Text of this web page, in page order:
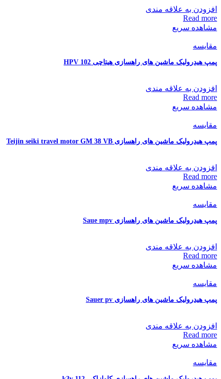
افزودن به علاقه مندی
Read more
مشاهده سریع
مقایسه
پمپ هیدرولیک ماشین های راهسازی هیتاچی HPV 102
افزودن به علاقه مندی
Read more
مشاهده سریع
مقایسه
پمپ هیدرولیک ماشین های راهسازی Teijin seiki travel motor GM 38 VB
افزودن به علاقه مندی
Read more
مشاهده سریع
مقایسه
پمپ هیدرولیک ماشین های راهسازی Saue mpv
افزودن به علاقه مندی
Read more
مشاهده سریع
مقایسه
پمپ هیدرولیک ماشین های راهسازی Sauer pv
افزودن به علاقه مندی
Read more
مشاهده سریع
مقایسه